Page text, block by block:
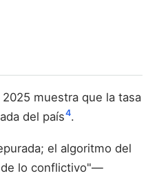
muestra que la tasa
del país4.
el algoritmo del
de lo conflictivo"—